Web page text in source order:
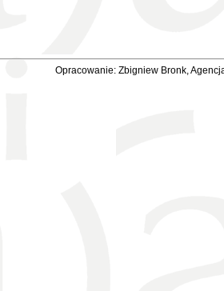
Opracowanie: Zbigniew Bronk,